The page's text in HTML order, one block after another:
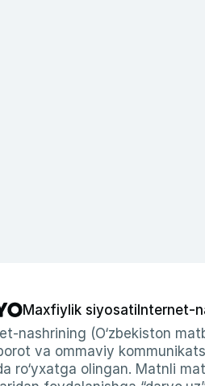
Maxfiylik siyosati Internet-
nashrining (O‘zbekiston
va ommaviy
ro‘yxatga olingan. Matnli